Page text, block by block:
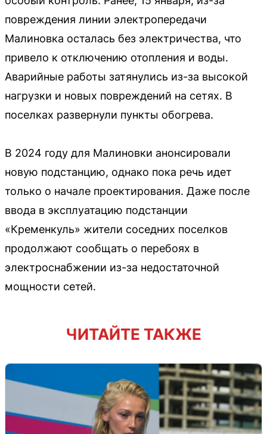
повреждения линии электропередачи
Малиновка осталась без электричества, что
привело к отключению отопления и воды.
Аварийные работы затянулись из-за высокой
нагрузки и новых повреждений на сетях. В
поселках развернули пункты обогрева.
В 2024 году для Малиновки анонсировали
новую подстанцию, однако пока речь идет
только о начале проектирования. Даже после
ввода в эксплуатацию подстанции
«Кременкуль» жители соседних поселков
продолжают сообщать о перебоях в
электроснабжении из-за недостаточной
мощности сетей.
ЧИТАЙТЕ ТАКЖЕ